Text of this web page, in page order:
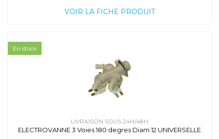
VOIR LA FICHE PRODUIT
LIVRAISON SOUS 24H/48H
ELECTROVANNE 3 Voies 180 degres Diam.12 UNIVERSELLE
En stock